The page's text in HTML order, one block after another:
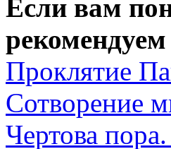
Если вам
Проклятие
Сотворение
Чертова